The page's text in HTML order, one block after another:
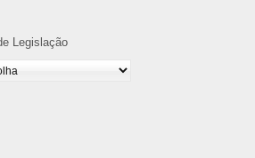
Legislação